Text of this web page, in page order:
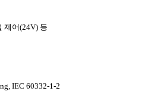
제어(24V) 등
IEC 60332-1-2